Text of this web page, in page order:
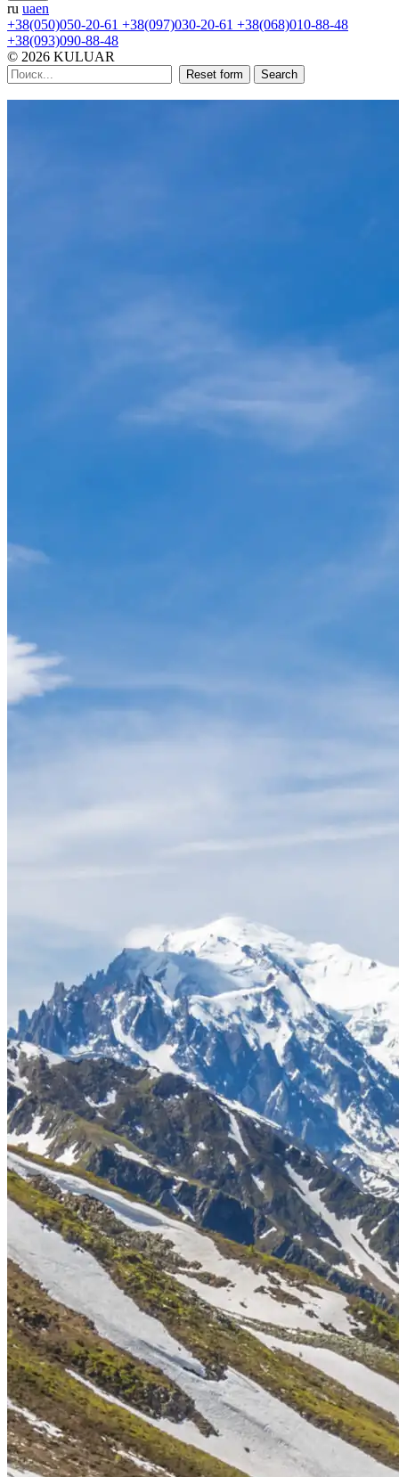
ru uaen
+38(050)050-20-61 +38(097)030-20-61 +38(068)010-88-48
+38(093)090-88-48
© 2026 KULUAR
Reset form Search